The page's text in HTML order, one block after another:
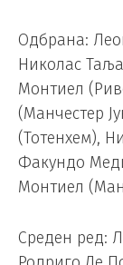
Одбрана:
Николас
Монтиел
(Манчестер
(Тотенхем),
Факундо
Монтиел
Среден ред: